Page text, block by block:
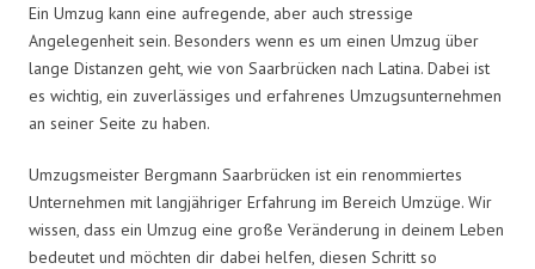
Ein Umzug kann eine aufregende, aber auch stressige
Angelegenheit sein. Besonders wenn es um einen Umzug über
lange Distanzen geht, wie von Saarbrücken nach Latina. Dabei ist
es wichtig, ein zuverlässiges und erfahrenes Umzugsunternehmen
an seiner Seite zu haben.
Umzugsmeister Bergmann Saarbrücken ist ein renommiertes
Unternehmen mit langjähriger Erfahrung im Bereich Umzüge. Wir
wissen, dass ein Umzug eine große Veränderung in deinem Leben
bedeutet und möchten dir dabei helfen, diesen Schritt so